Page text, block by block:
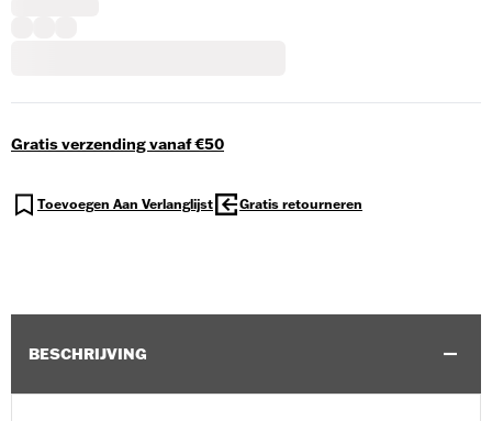
Gratis verzending vanaf €50
Toevoegen Aan Verlanglijst Gratis retourneren
BESCHRIJVING